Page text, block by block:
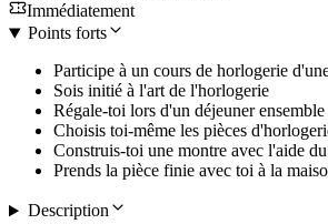
Immédiatement
Points forts
Participe à un cours de horlogerie
Sois initié à l'art de l'horlogerie
Régale-toi lors d'un déjeuner ensemble
Choisis toi-même les pièces
Construis-toi une montre avec l'aide
Prends la pièce finie avec toi à la
Description